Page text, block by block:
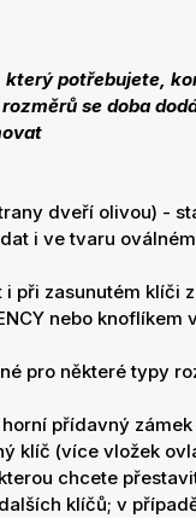
který potřebujete,
se doba
dveří olivou) -
i ve tvaru
i při zasunutém klíči
nebo
pro některé typy
přídavný zámek
klíč (více vložek
chcete
klíčů; v